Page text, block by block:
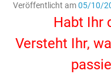
Veröffentlicht am05/10/
Habt Ihr
Versteht Ihr,